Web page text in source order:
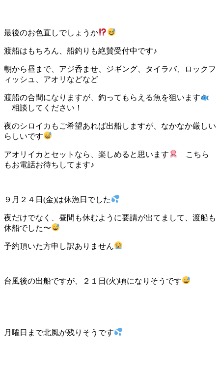
最後のお色直しでしょうか
渡船はもちろん、船釣りも絶賛受付中です♪
朝から昼まで、アジ呑ませ、ジギング、タイラバ、ロックフ
ィッシュ、アオリなどなど
渡船の合間になりますが、釣ってもらえる魚を狙います
相談してください！
夜のシロイカもご希望あれば出船しますが、なかなか厳しい
らしいです
アオリイカとセットなら、楽しめると思います
こちら
もお電話お待ちしてます♪
９月２４日(金)は休漁日でした
夜だけでなく、昼間も休むように要請が出てまして、渡船も
休船でした〜
予約頂いた方申し訳ありません
台風後の出船ですが、２１日(火)頃になりそうです
月曜日まで北風が残りそうです